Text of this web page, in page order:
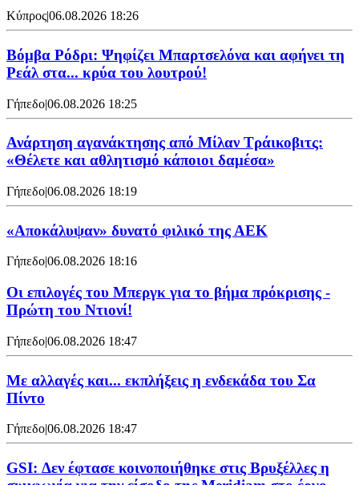
Κύπρος|06.08.2026 18:26
Βόμβα Ρόδρι: Ψηφίζει Μπαρτσελόνα και αφήνει τη
Ρεάλ στα... κρύα του λουτρού!
Γήπεδο|06.08.2026 18:25
Ανάρτηση αγανάκτησης από Μίλαν Τράικοβιτς:
«Θέλετε και αθλητισμό κάποιοι δαμέσα»
Γήπεδο|06.08.2026 18:19
«Αποκάλυψαν» δυνατό φιλικό της ΑΕΚ
Γήπεδο|06.08.2026 18:16
Οι επιλογές του Μπεργκ για το βήμα πρόκρισης -
Πρώτη του Ντιονί!
Γήπεδο|06.08.2026 18:47
Με αλλαγές και... εκπλήξεις η ενδεκάδα του Σα
Πίντο
Γήπεδο|06.08.2026 18:47
GSI: Δεν έφτασε κοινοποιήθηκε στις Βρυξέλλες η